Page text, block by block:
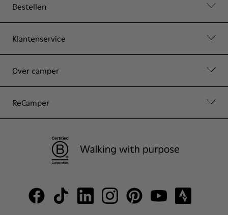
Bestellen
Klantenservice
Over camper
ReCamper